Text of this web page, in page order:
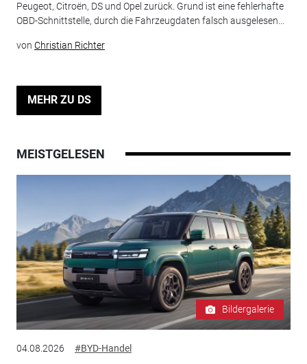
Peugeot, Citroën, DS und Opel zurück. Grund ist eine fehlerhafte
OBD-Schnittstelle, durch die Fahrzeugdaten falsch ausgelesen...
von Christian Richter
MEHR ZU DS
MEISTGELESEN
Bildergalerie
04.08.2026 #BYD-Handel